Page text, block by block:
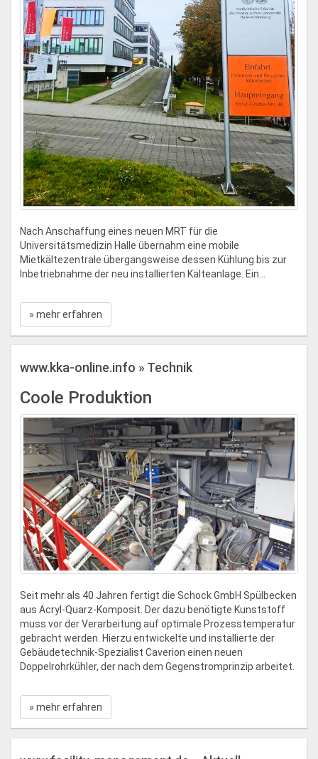
Nach Anschaffung eines neuen MRT für die
Universitätsmedizin Halle übernahm eine mobile
Mietkältezentrale übergangsweise dessen Kühlung bis zur
Inbetriebnahme der neu installierten Kälteanlage. Ein...
» mehr erfahren
www.kka-online.info » Technik
Coole Produktion
Seit mehr als 40 Jahren fertigt die Schock GmbH Spülbecken
aus Acryl-Quarz-Komposit. Der dazu benötigte Kunststoff
muss vor der Verarbeitung auf optimale Prozesstemperatur
gebracht werden. Hierzu entwickelte und installierte der
Gebäudetechnik-Spezialist Caverion einen neuen
Doppelrohrkühler, der nach dem Gegenstromprinzip arbeitet.
» mehr erfahren